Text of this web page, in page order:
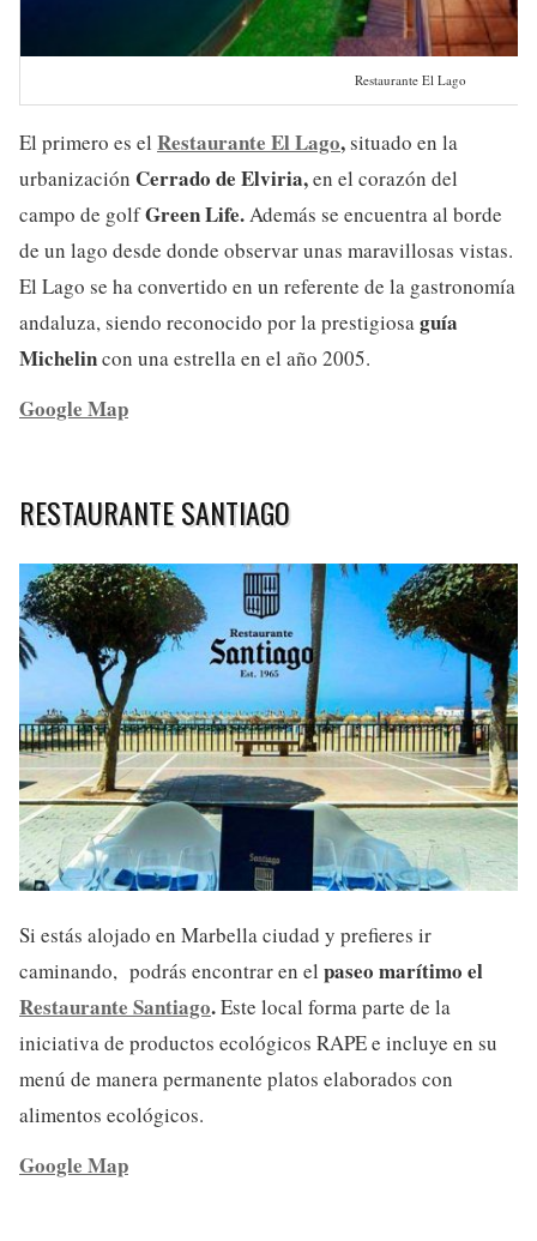
Restaurante El Lago
El primero es el Restaurante El Lago,situado en la
urbanización Cerrado de Elviria,en el corazón del
campo de golfGreen Life.Además se encuentra al borde
de un lago desde donde observar unas maravillosas vistas.
El Lago se ha convertido en un referente de la gastronomía
andaluza, siendo reconocido por la prestigiosaguía
Michelincon una estrella en el año 2005.
Google Map
RESTAURANTE SANTIAGO
Si estás alojado en Marbella ciudad y prefieres ir
caminando, podrás encontrar en el paseo marítimo el
Restaurante Santiago.Este local forma parte de la
iniciativa de productos ecológicos RAPE e incluye en su
menú de manera permanente platos elaborados con
alimentos ecológicos.
Google Map